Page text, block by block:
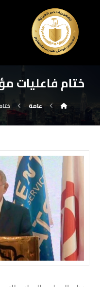
ختام فاعليات
عامة